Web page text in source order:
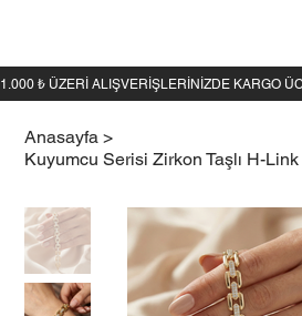
Anasayfa >
1.000 ₺ ÜZERI ALIŞVERIŞLERINIZDE KARGO